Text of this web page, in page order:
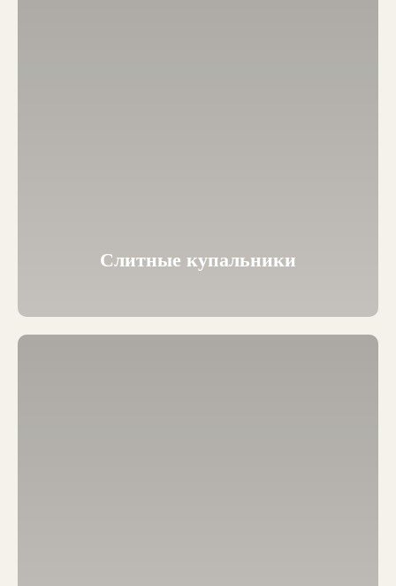
Слитные купальники